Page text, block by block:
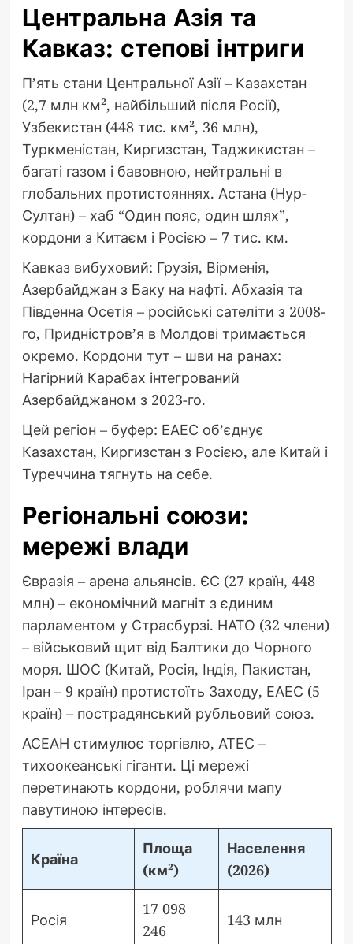
Центральна Азія та
Кавказ: степові інтриги
П’ять стани Центральної Азії – Казахстан
(2,7 млн км², найбільший після Росії),
Узбекистан (448 тис. км², 36 млн),
Туркменістан, Киргизстан, Таджикистан –
багаті газом і бавовною, нейтральні в
глобальних протистояннях. Астана (Нур-
Султан) – хаб “Один пояс, один шлях”,
кордони з Китаєм і Росією – 7 тис. км.
Кавказ вибуховий: Грузія, Вірменія,
Азербайджан з Баку на нафті. Абхазія та
Південна Осетія – російські сателіти з 2008-
го, Придністров’я в Молдові тримається
окремо. Кордони тут – шви на ранах:
Нагірний Карабах інтегрований
Азербайджаном з 2023-го.
Цей регіон – буфер: ЕАЕС об’єднує
Казахстан, Киргизстан з Росією, але Китай і
Туреччина тягнуть на себе.
Регіональні союзи:
мережі влади
Євразія – арена альянсів. ЄС (27 країн, 448
млн) – економічний магніт з єдиним
парламентом у Страсбурзі. НАТО (32 члени)
– військовий щит від Балтики до Чорного
моря. ШОС (Китай, Росія, Індія, Пакистан,
Іран – 9 країн) протистоїть Заходу, ЕАЕС (5
країн) – пострадянський рубльовий союз.
АСЕАН стимулює торгівлю, АТЕС –
тихоокеанські гіганти. Ці мережі
перетинають кордони, роблячи мапу
павутиною інтересів.
Країна
Площа
(км²)
Населення
(2026)
Росія
17 098
246
143 млн